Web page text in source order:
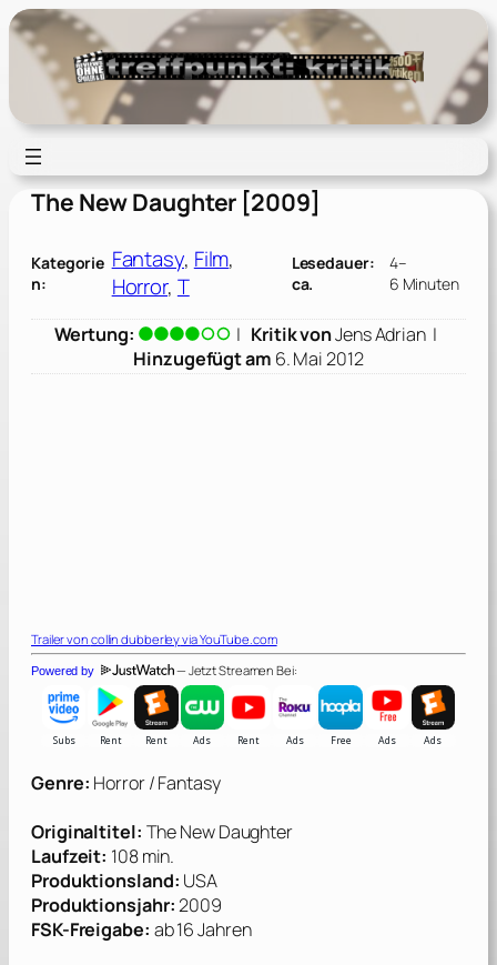
Zum
Inhalt
springen
The New Daughter [2009]
Kategorie
n:
Fantasy, Film
Horror, T
Lesedauer:
ca.
4–
6 Minuten
Wertung: | Kritik vonJens Adrian|
Hinzugefügt am 6. Mai 2012
Trailer von collin dubberleyvia YouTube.com
Powered by — Jetzt Streamen Bei:
Genre: Horror / Fantasy
Originaltitel: The New Daughter
Laufzeit: 108 min.
Produktionsland: USA
Produktionsjahr:2009
FSK-Freigabe: ab 16 Jahren